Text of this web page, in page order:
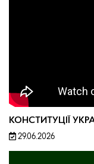
КОНСТИТУЦІЇ
29.06.2026